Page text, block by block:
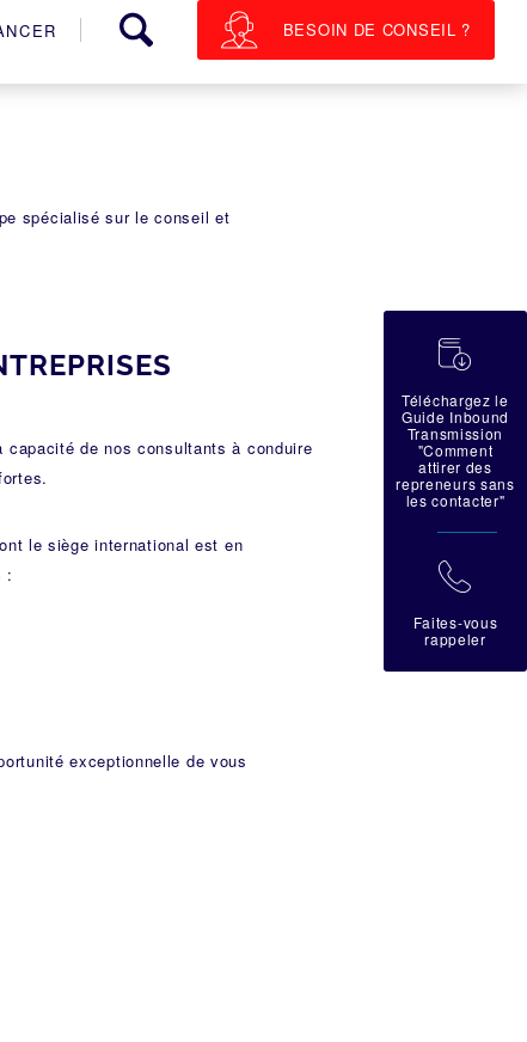
BESOIN DE CONSEIL ?
spécialisé sur le conseil et
capacité de nos consultants à conduire
le siège international est en
:
exceptionnelle de vous
蠟
Téléchargez le
Guide Inbound
Transmission
"Comment
attirer des
repreneurs sans
les contacter"
拉
Faites-vous
rappeler